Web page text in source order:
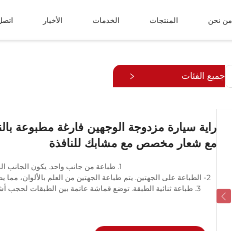
من نحن المنتجات
علم على شكل دمعة
الخدمات الأخبار
جميع الفئات
راية سيارة مزدوجة الوجهين فارغة مطبوعة
مع شعار مخصص مع مشابك للنافذة
1. طباعة من جانب واحد. يكون الجانب الخلفي أفتح بكثير من الجانب الأمامي، ويكون شبه شفاف.
2- الطباعة على الجهتين. يتم طباعة الجهتين من العلم بالألوان، مما يضمن عدم وجود اختلاف في اللون، ويظهر الشعار منعكسًا.
3. طباعة ثنائية الطبقة. توضع قماشة عاتمة بين الطبقات